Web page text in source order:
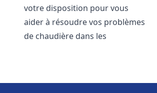
votre disposition pour vous
aider à résoudre vos problèmes
de chaudière dans les